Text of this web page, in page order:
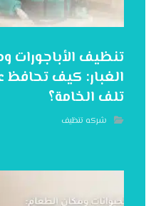
تنظيف الأباجورات
الغبار: كيف تحافظ
تلف الخامة؟
شركه تنظيف